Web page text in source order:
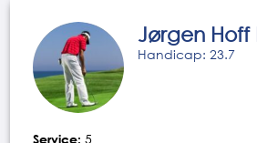
Jørgen Hoff
Handicap: 23.7
Service: 5